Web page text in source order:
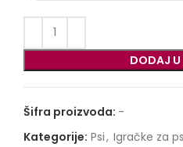
DODAJ U
Šifra proizvoda: -
Kategorije: Psi, Igračke za